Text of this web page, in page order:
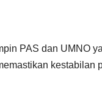
PAS dan UMNO
kestabilan